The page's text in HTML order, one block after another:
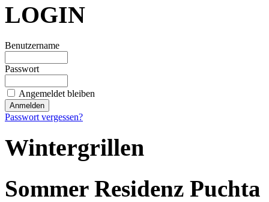
LOGIN
Benutzername
Passwort
Angemeldet bleiben
Passwort vergessen?
Wintergrillen
Sommer Residenz Puchta